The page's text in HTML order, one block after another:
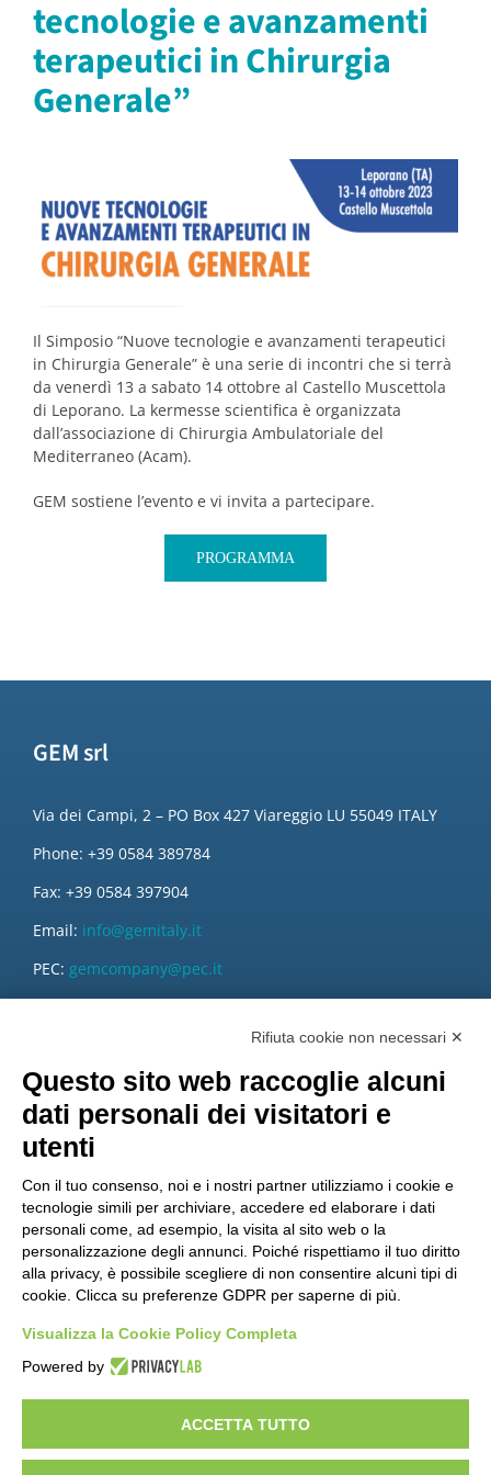
tecnologie e avanzamenti
terapeutici in Chirurgia
Generale”
Il Simposio “Nuove tecnologie e avanzamenti terapeutici
in Chirurgia Generale” è una serie di incontri che si terrà
da venerdì 13 a sabato 14 ottobre al Castello Muscettola
di Leporano. La kermesse scientifica è organizzata
dall’associazione di Chirurgia Ambulatoriale del
Mediterraneo (Acam).
GEM sostiene l’evento e vi invita a partecipare.
PROGRAMMA
GEM srl
Via dei Campi, 2 – PO Box 427 Viareggio LU 55049 ITALY
Phone: +39 0584 389784
Fax: +39 0584 397904
Email: info@gemitaly.it
PEC: gemcompany@pec.it
Copyright 2012 – 2025 Gem srl | All Rights Reserved – P.IVA
01544010463 | codice SDI A4707H7 |Privacy Policy
Le informazioni contenute in questo sito sono esclusivamente rivolte agli
Rifiuta cookie non necessari ✕
Questo sito web raccoglie alcuni
dati personali dei visitatori e
utenti
Con il tuo consenso, noi e i nostri partner utilizziamo i cookie e
tecnologie simili per archiviare, accedere ed elaborare i dati
personali come, ad esempio, la visita al sito web o la
personalizzazione degli annunci. Poiché rispettiamo il tuo diritto
alla privacy, è possibile scegliere di non consentire alcuni tipi di
cookie. Clicca su preferenze GDPR per saperne di più.
Visualizza la Cookie Policy Completa
Powered by
ACCETTA TUTTO